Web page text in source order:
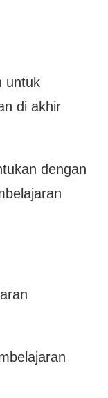
untuk
di akhir
dengan